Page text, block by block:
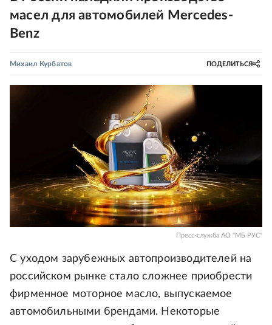
масел для автомобилей Mercedes-
Benz
Михаил Курбатов ПОДЕЛИТЬСЯ
Пресс-служба АО "МБ РУС"
С уходом зарубежных автопроизводителей на
российском рынке стало сложнее приобрести
фирменное моторное масло, выпускаемое
автомобильными брендами. Некоторые